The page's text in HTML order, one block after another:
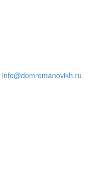
info@domromanovikh.ru